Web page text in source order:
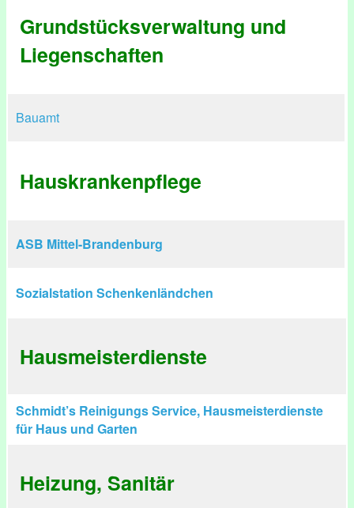
Grundstücksverwaltung und
Liegenschaften
Bauamt
Hauskrankenpflege
ASB Mittel-Brandenburg
Sozialstation Schenkenländchen
Hausmeisterdienste
Schmidt’s Reinigungs Service, Hausmeisterdienste
für Haus und Garten
Heizung, Sanitär